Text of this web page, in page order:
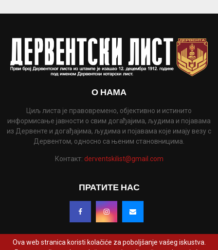
О НАМА
Циљ листа је правовремено, објективно и истинито
информисање јавности о свим догађајима, људима и појавама
из Дервенте и догађајима, људима и појавама које имају везу с
Дервентом, односно са њеним становницима.
Контакт: derventskilist@gmail.com
ПРАТИТЕ НАС
Ova web stranica koristi kolačiće za poboljšanje vašeg iskustva.